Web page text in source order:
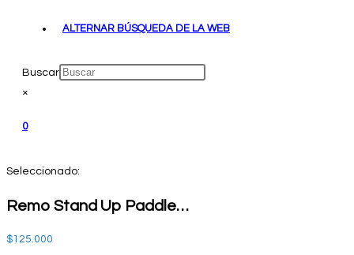
ALTERNAR BÚSQUEDA DE LA WEB
Buscar
×
0
Seleccionado:
Remo Stand Up Paddle…
$125.000